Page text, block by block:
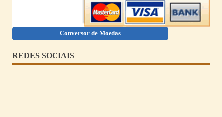
Conversor de Moedas
REDES SOCIAIS